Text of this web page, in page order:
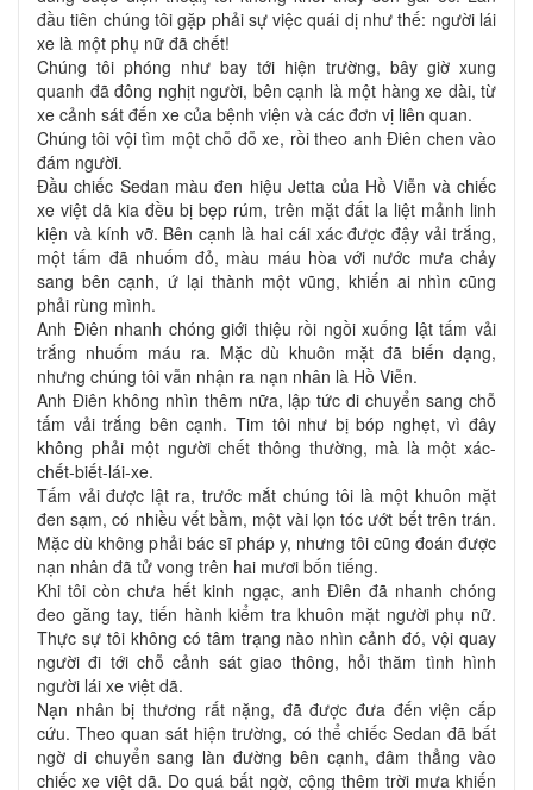
đầu tiên chúng tôi gặp phải sự việc quái dị như thế: người lái
xe là một phụ nữ đã chết!
Chúng tôi phóng như bay tới hiện trường, bây giờ xung
quanh đã đông nghịt người, bên cạnh là một hàng xe dài, từ
xe cảnh sát đến xe của bệnh viện và các đơn vị liên quan.
Chúng tôi vội tìm một chỗ đỗ xe, rồi theo anh Điên chen vào
đám người.
Đầu chiếc Sedan màu đen hiệu Jetta của Hồ Viễn và chiếc
xe việt dã kia đều bị bẹp rúm, trên mặt đất la liệt mảnh linh
kiện và kính vỡ. Bên cạnh là hai cái xác được đậy vải trắng,
một tấm đã nhuốm đỏ, màu máu hòa với nước mưa chảy
sang bên cạnh, ứ lại thành một vũng, khiến ai nhìn cũng
phải rùng mình.
Anh Điên nhanh chóng giới thiệu rồi ngồi xuống lật tấm vải
trắng nhuốm máu ra. Mặc dù khuôn mặt đã biến dạng,
nhưng chúng tôi vẫn nhận ra nạn nhân là Hồ Viễn.
Anh Điên không nhìn thêm nữa, lập tức di chuyển sang chỗ
tấm vải trắng bên cạnh. Tim tôi như bị bóp nghẹt, vì đây
không phải một người chết thông thường, mà là một xác-
chết-biết-lái-xe.
Tấm vải được lật ra, trước mắt chúng tôi là một khuôn mặt
đen sạm, có nhiều vết bầm, một vài lọn tóc ướt bết trên trán.
Mặc dù không phải bác sĩ pháp y, nhưng tôi cũng đoán được
nạn nhân đã tử vong trên hai mươi bốn tiếng.
Khi tôi còn chưa hết kinh ngạc, anh Điên đã nhanh chóng
đeo găng tay, tiến hành kiểm tra khuôn mặt người phụ nữ.
Thực sự tôi không có tâm trạng nào nhìn cảnh đó, vội quay
người đi tới chỗ cảnh sát giao thông, hỏi thăm tình hình
người lái xe việt dã.
Nạn nhân bị thương rất nặng, đã được đưa đến viện cấp
cứu. Theo quan sát hiện trường, có thể chiếc Sedan đã bất
ngờ di chuyển sang làn đường bên cạnh, đâm thẳng vào
chiếc xe việt dã. Do quá bất ngờ, cộng thêm trời mưa khiến